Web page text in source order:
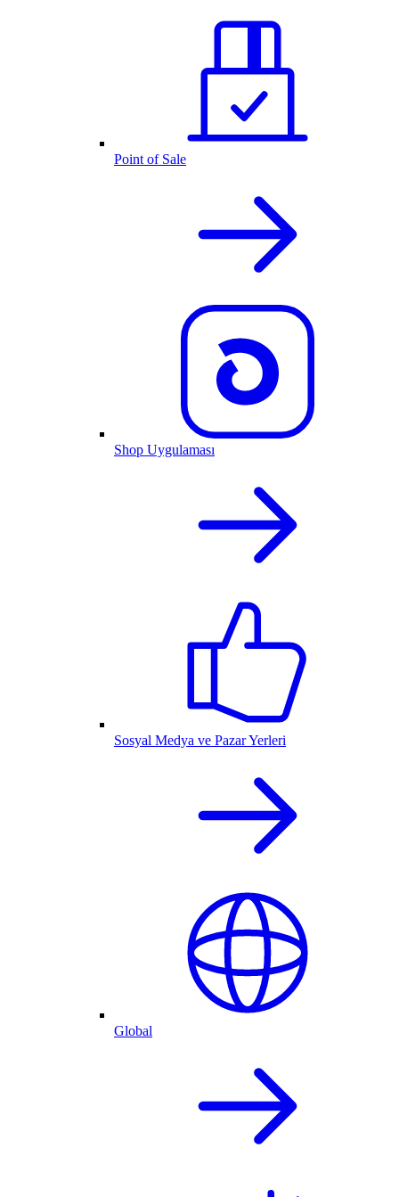
Point of Sale
Shop Uygulaması
Sosyal Medya ve Pazar Yerleri
Global